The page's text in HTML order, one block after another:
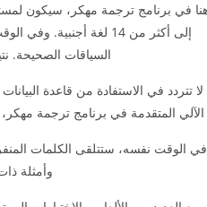
إلى أكثر من 14 لغة
السياقات الصحيحة.
لا تتردد في الاستفادة من قاعدة
الآلي المتقدمة في برنامج ترجمة
في الوقت نفسه، ستتلقى الكلمات
وأمثلة